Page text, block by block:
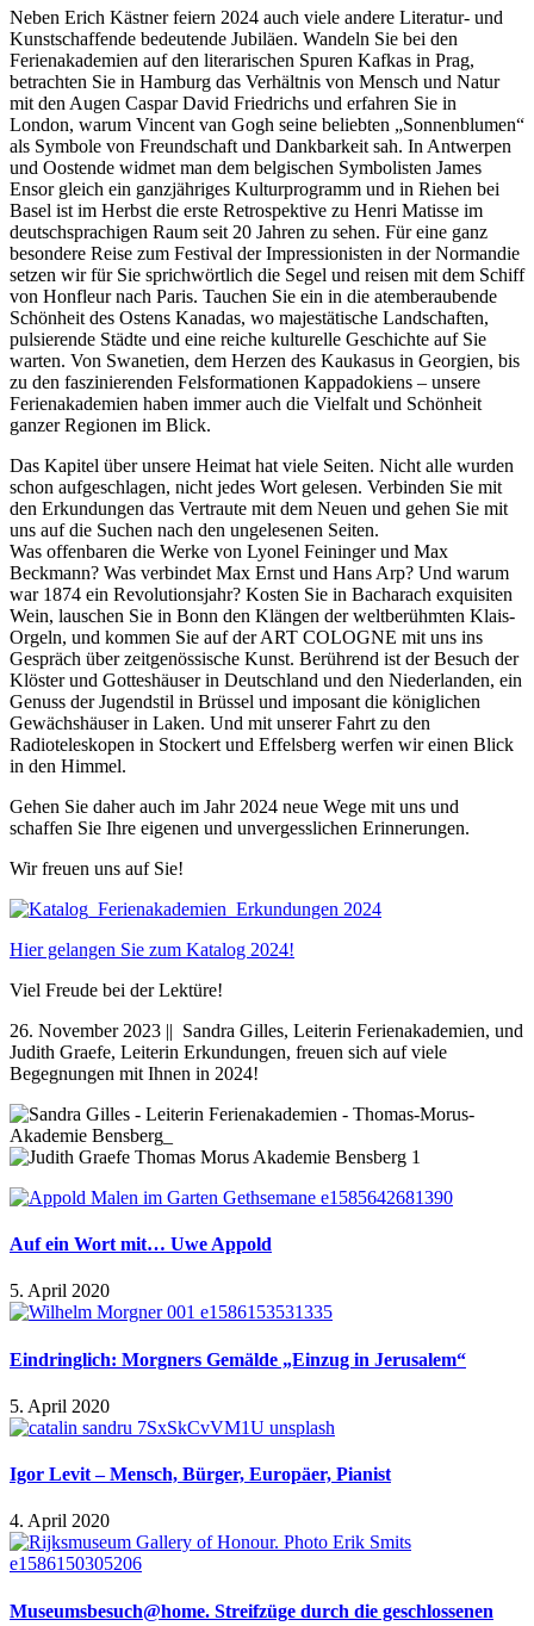
Neben Erich Kästner feiern 2024 auch viele andere Literatur- und
Kunstschaffende bedeutende Jubiläen. Wandeln Sie bei den
Ferienakademien auf den literarischen Spuren Kafkas in Prag,
betrachten Sie in Hamburg das Verhältnis von Mensch und Natur
mit den Augen Caspar David Friedrichs und erfahren Sie in
London, warum Vincent van Gogh seine beliebten „Sonnenblumen“
als Symbole von Freundschaft und Dankbarkeit sah. In Antwerpen
und Oostende widmet man dem belgischen Symbolisten James
Ensor gleich ein ganzjähriges Kulturprogramm und in Riehen bei
Basel ist im Herbst die erste Retrospektive zu Henri Matisse im
deutschsprachigen Raum seit 20 Jahren zu sehen. Für eine ganz
besondere Reise zum Festival der Impressionisten in der Normandie
setzen wir für Sie sprichwörtlich die Segel und reisen mit dem Schiff
von Honfleur nach Paris. Tauchen Sie ein in die atemberaubende
Schönheit des Ostens Kanadas, wo majestätische Landschaften,
pulsierende Städte und eine reiche kulturelle Geschichte auf Sie
warten. Von Swanetien, dem Herzen des Kaukasus in Georgien, bis
zu den faszinierenden Felsformationen Kappadokiens – unsere
Ferienakademien haben immer auch die Vielfalt und Schönheit
ganzer Regionen im Blick.
Das Kapitel über unsere Heimat hat viele Seiten. Nicht alle wurden
schon aufgeschlagen, nicht jedes Wort gelesen. Verbinden Sie mit
den Erkundungen das Vertraute mit dem Neuen und gehen Sie mit
uns auf die Suchen nach den ungelesenen Seiten.
Was offenbaren die Werke von Lyonel Feininger und Max
Beckmann? Was verbindet Max Ernst und Hans Arp? Und warum
war 1874 ein Revolutionsjahr? Kosten Sie in Bacharach exquisiten
Wein, lauschen Sie in Bonn den Klängen der weltberühmten Klais-
Orgeln, und kommen Sie auf der ART COLOGNE mit uns ins
Gespräch über zeitgenössische Kunst. Berührend ist der Besuch der
Klöster und Gotteshäuser in Deutschland und den Niederlanden, ein
Genuss der Jugendstil in Brüssel und imposant die königlichen
Gewächshäuser in Laken. Und mit unserer Fahrt zu den
Radioteleskopen in Stockert und Effelsberg werfen wir einen Blick
in den Himmel.
Gehen Sie daher auch im Jahr 2024 neue Wege mit uns und
schaffen Sie Ihre eigenen und unvergesslichen Erinnerungen.
Wir freuen uns auf Sie!
Hier gelangen Sie zum Katalog 2024!
Viel Freude bei der Lektüre!
26. November 2023 || Sandra Gilles, Leiterin Ferienakademien, und
Judith Graefe, Leiterin Erkundungen, freuen sich auf viele
Begegnungen mit Ihnen in 2024!
Auf ein Wort mit… Uwe Appold
5. April 2020
Eindringlich: Morgners Gemälde „Einzug in Jerusalem“
5. April 2020
Igor Levit – Mensch, Bürger, Europäer, Pianist
4. April 2020
Museumsbesuch@home. Streifzüge durch die geschlossenen